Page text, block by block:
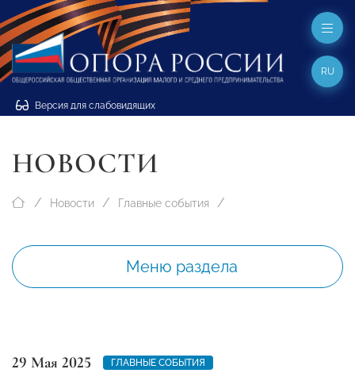
Версия для слабовидящих
RU
НОВОСТИ
Новости Главные события
Меню раздела
29 Мая 2025 ГЛАВНЫЕ СОБЫТИЯ